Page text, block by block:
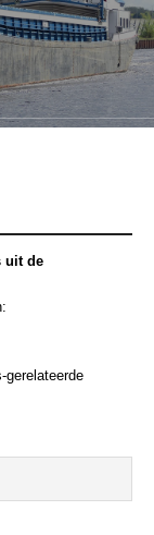
uit de
gerelateerde